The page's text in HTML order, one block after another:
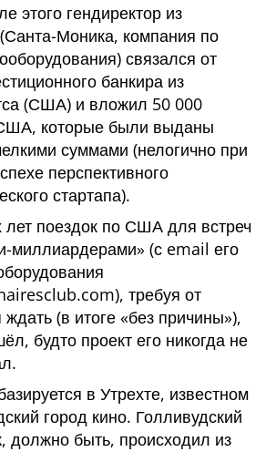
этого гендиректор из
Моника, компания по
связался от
банкира из
(США) и вложил 50 000
которые были выданы
суммами (нелогично при
перспективного
стартапа).
лет поездок по США для встреч
миллиардерами
(с email его
требуя от
(в итоге
без причины ),
будто проект его никогда не
в Утрехте, известном
город кино. Голливудский
должно быть, происходил из